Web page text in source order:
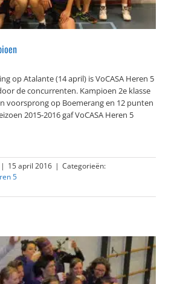
op Atalante (14 april) is VoCASA Heren 5
de concurrenten. Kampioen 2e klasse
voorsprong op Boemerang en 12 punten
2015-2016 gaf VoCASA Heren 5
| 15 april 2016 | Categorieën:
5